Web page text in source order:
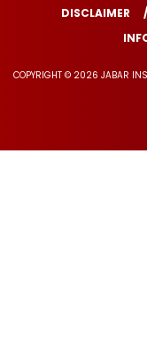
DISCLAIMER
COPYRIGHT © 2026 JABAR